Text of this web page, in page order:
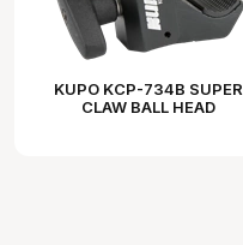
KUPO KCP-734B SUPER
CLAW BALL HEAD